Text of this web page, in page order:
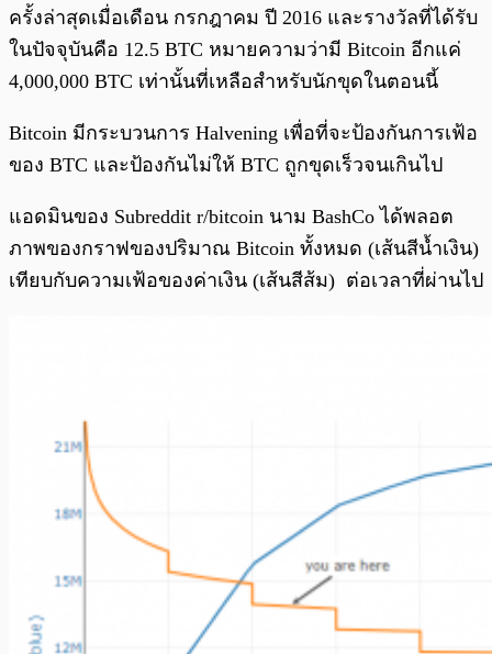
ครั้งล่าสุดเมื่อเดือน กรกฎาคม ปี 2016 และรางวัลที่ได้รับ
ในปัจจุบันคือ 12.5 BTC หมายความว่ามี Bitcoin อีกแค่
4,000,000 BTC เท่านั้นที่เหลือสำหรับนักขุดในตอนนี้
Bitcoin มีกระบวนการ Halvening เพื่อที่จะป้องกันการเฟ้อ
ของ BTC และป้องกันไม่ให้ BTC ถูกขุดเร็วจนเกินไป
แอดมินของ Subreddit r/bitcoin นาม BashCo ได้พลอต
ภาพของกราฟของปริมาณ Bitcoin ทั้งหมด (เส้นสีน้ำเงิน)
เทียบกับความเฟ้อของค่าเงิน (เส้นสีส้ม) ต่อเวลาที่ผ่านไป